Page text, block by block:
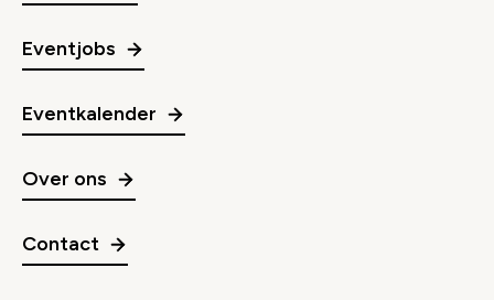
Eventjobs
Eventkalender
Over ons
Contact